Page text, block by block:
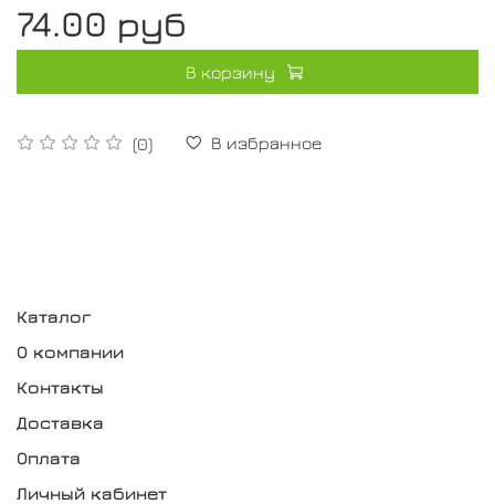
(0) В избранное
74.00 руб
В корзину
Каталог
О компании
Контакты
Доставка
Оплата
Личный кабинет